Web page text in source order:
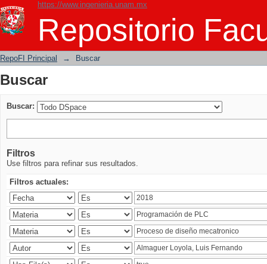
https://www.ingenieria.unam.mx
Repositorio
Buscar
RepoFI Principal → Buscar
Buscar
Buscar:
Filtros
Use filtros para refinar sus resultados.
Filtros actuales: